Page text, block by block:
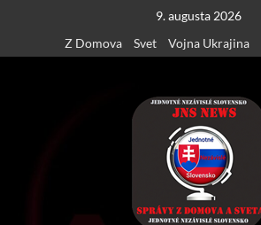
content
9. augusta 2026
Z Domova
Svet Vojna Ukrajina